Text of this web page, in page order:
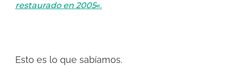
restaurado en 2005«.
Esto es lo que sabíamos.